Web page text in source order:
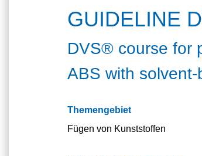
GUIDELINE
DVS® course for
ABS with
Themengebiet
Fügen von Kunststoffen